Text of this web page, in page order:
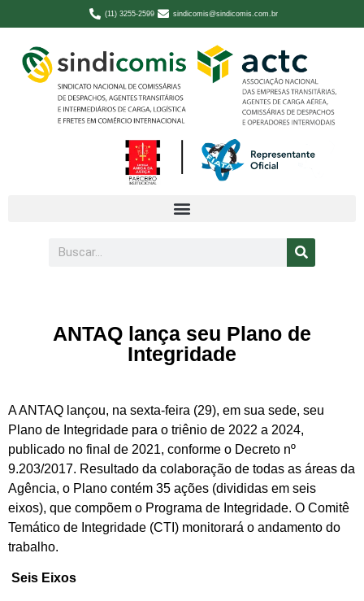
(11) 3255-2599 sindicomis@sindicomis.com.br
ANTAQ lança seu Plano de
Integridade
A ANTAQ lançou, na sexta-feira (29), em sua sede, seu
Plano de Integridade para o triênio de 2022 a 2024,
publicado no final de 2021, conforme o Decreto nº
9.203/2017. Resultado da colaboração de todas as áreas da
Agência, o Plano contém 35 ações (divididas em seis
eixos), que compõem o Programa de Integridade. O Comitê
Temático de Integridade (CTI) monitorará o andamento do
trabalho.
Seis Eixos